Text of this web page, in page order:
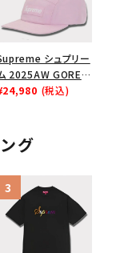
シュプリー
2025AW GORE-
Zip Pocket
ャンプ キャップ ピ
ンク
(税込)
グ